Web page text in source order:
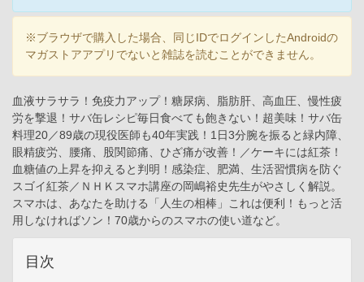
※ブラウザで購入した場合、同じIDでログインしたAndroidの
マガストアアプリでないと雑誌を読むことができません。
血液サラサラ！免疫力アップ！糖尿病、脂肪肝、高血圧、慢性疲
労を撃退！サバ缶レシピ毎日食べても飽きない！超美味！サバ缶
料理20／89歳の現役医師も40年実践！1日3分腕を振ると緑内障、
眼精疲労、腰痛、股関節痛、ひざ痛が改善！／ケーキには紅茶！
血糖値の上昇を抑えると判明！感染症、肥満、生活習慣病を防ぐ
スゴイ紅茶／ＮＨＫスマホ講座の岡嶋裕史先生がやさしく解説。
スマホは、あなたを助ける「人生の相棒」これは便利！もっと活
用しなければソン！70歳からのスマホの使い道など。
目次